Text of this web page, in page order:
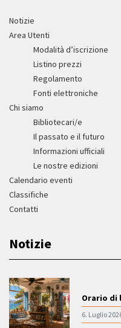
Notizie
Area Utenti
Modalità d’iscrizione
Listino prezzi
Regolamento
Fonti elettroniche
Chi siamo
Bibliotecari/e
Il passato e il futuro
Informazioni ufficiali
Le nostre edizioni
Calendario eventi
Classifiche
Contatti
Notizie
Orario di
6. Luglio